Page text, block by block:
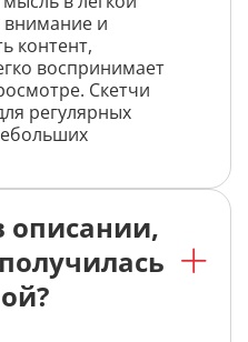
и
контент,
воспринимает
Скетчи
регулярных
описании,